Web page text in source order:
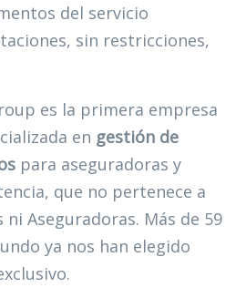
del servicio
sin restricciones,
es la primera empresa
en gestión de
para aseguradoras y
que no pertenece a
Aseguradoras. Más de 59
ya nos han elegido